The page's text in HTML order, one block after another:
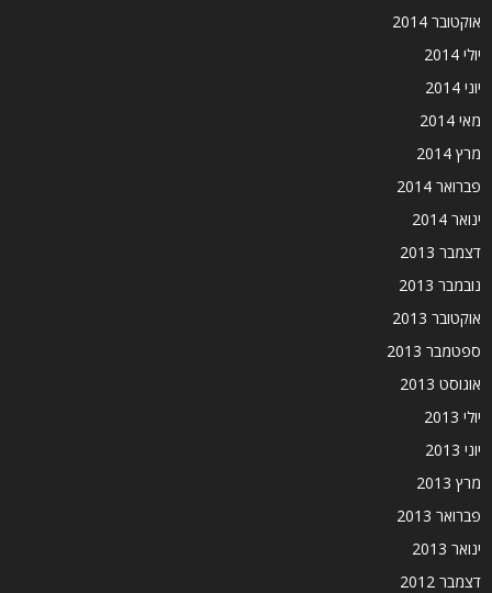
אוקטובר 2014
יולי 2014
יוני 2014
מאי 2014
מרץ 2014
פברואר 2014
ינואר 2014
דצמבר 2013
נובמבר 2013
אוקטובר 2013
ספטמבר 2013
אוגוסט 2013
יולי 2013
יוני 2013
מרץ 2013
פברואר 2013
ינואר 2013
דצמבר 2012